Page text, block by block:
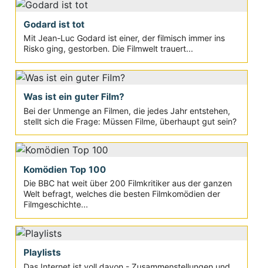
Godard ist tot
Mit Jean-Luc Godard ist einer, der filmisch immer ins
Risko ging, gestorben. Die Filmwelt trauert...
Was ist ein guter Film?
Bei der Unmenge an Filmen, die jedes Jahr entstehen,
stellt sich die Frage: Müssen Filme, überhaupt gut sein?
Komödien Top 100
Die BBC hat weit über 200 Filmkritiker aus der ganzen
Welt befragt, welches die besten Filmkomödien der
Filmgeschichte...
Playlists